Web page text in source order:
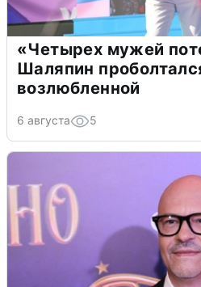
«Четырех мужей
Шаляпин
возлюбленной
6 августа 5